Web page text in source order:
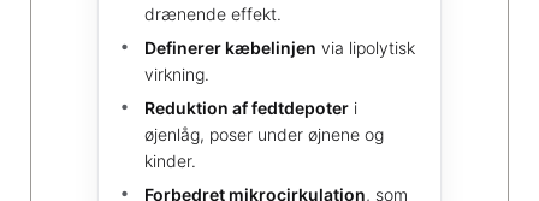
drænende effekt.
Definerer kæbelinjen via lipolytisk
virkning.
Reduktion af fedtdepoter i
øjenlåg, poser under øjnene og
kinder.
Forbedret mikrocirkulation, som